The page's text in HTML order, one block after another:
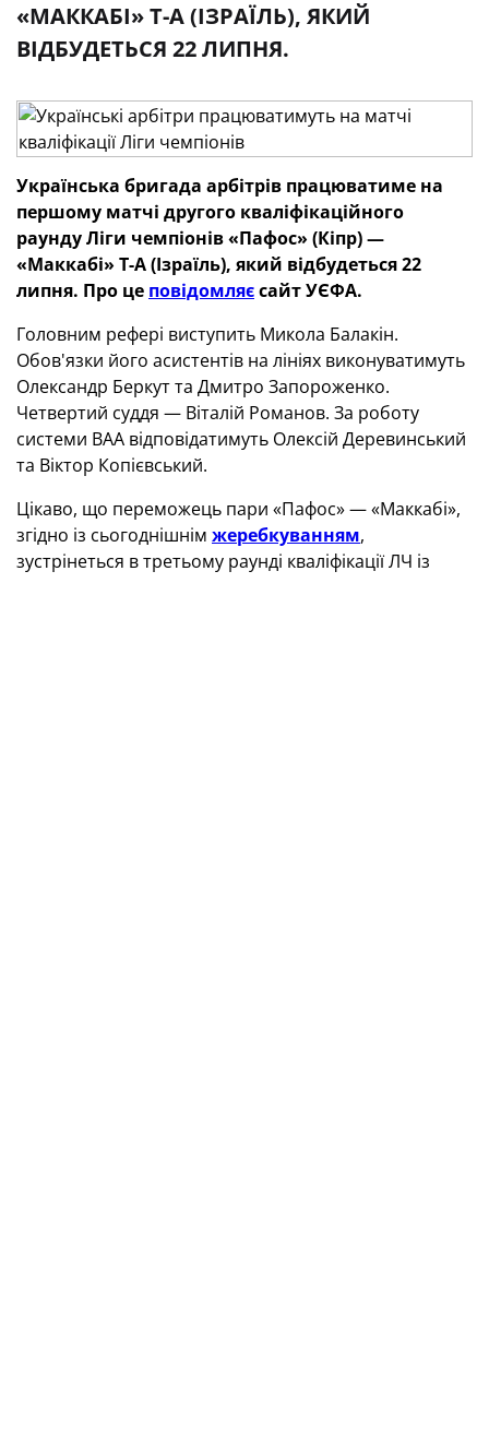
«МАККАБІ» Т-А (ІЗРАЇЛЬ), ЯКИЙ
ВІДБУДЕТЬСЯ 22 ЛИПНЯ.
Українська бригада арбітрів працюватиме на
першому матчі другого кваліфікаційного
раунду Ліги чемпіонів «Пафос» (Кіпр) —
«Маккабі» Т-А (Ізраїль), який відбудеться 22
липня. Про це повідомляєсайт УЄФА.
Головним рефері виступить Микола Балакін.
Обов'язки його асистентів на лініях виконуватимуть
Олександр Беркут та Дмитро Запороженко.
Четвертий суддя — Віталій Романов. За роботу
системи ВАА відповідатимуть Олексій Деревинський
та Віктор Копієвський.
Цікаво, що переможець пари «Пафос» — «Маккабі»,
згідно із сьогоднішнім жеребкуванням,
зустрінеться в третьому раунді кваліфікації ЛЧ із